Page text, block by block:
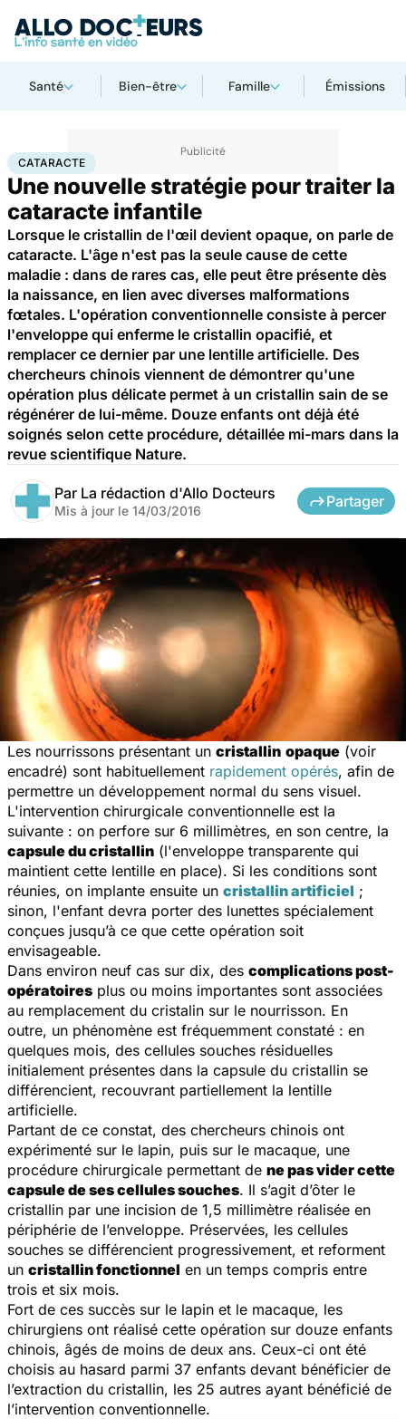
Santé Bien-être Famille Émissions
AccueilSantéCataracte
CATARACTE
Une nouvelle stratégie pour traiter la
cataracte infantile
Lorsque le cristallin de l'œil devient opaque, on parle de
cataracte. L'âge n'est pas la seule cause de cette
maladie : dans de rares cas, elle peut être présente dès
la naissance, en lien avec diverses malformations
fœtales. L'opération conventionnelle consiste à percer
l'enveloppe qui enferme le cristallin opacifié, et
remplacer ce dernier par une lentille artificielle. Des
chercheurs chinois viennent de démontrer qu'une
opération plus délicate permet à un cristallin sain de se
régénérer de lui-même. Douze enfants ont déjà été
soignés selon cette procédure, détaillée mi-mars dans la
revue scientifique Nature.
Par La rédaction d'Allo Docteurs
Mis à jour le 14/03/2016
Partager
Les nourrissons présentant un cristallin opaque (voir
encadré) sont habituellement rapidement opérés, afin de
permettre un développement normal du sens visuel.
L'intervention chirurgicale conventionnelle est la
suivante : on perfore sur 6 millimètres, en son centre, la
capsule du cristallin (l'enveloppe transparente qui
maintient cette lentille en place). Si les conditions sont
réunies, on implante ensuite un cristallin artificiel ;
sinon, l'enfant devra porter des lunettes spécialement
conçues jusqu’à ce que cette opération soit
envisageable.
Dans environ neuf cas sur dix, des complications post-
opératoires plus ou moins importantes sont associées
au remplacement du cristalin sur le nourrisson. En
outre, un phénomène est fréquemment constaté : en
quelques mois, des cellules souches résiduelles
initialement présentes dans la capsule du cristallin se
différencient, recouvrant partiellement la lentille
artificielle.
Partant de ce constat, des chercheurs chinois ont
expérimenté sur le lapin, puis sur le macaque, une
procédure chirurgicale permettant de ne pas vider cette
capsule de ses cellules souches. Il s’agit d’ôter le
cristallin par une incision de 1,5 millimètre réalisée en
périphérie de l’enveloppe. Préservées, les cellules
souches se différencient progressivement, et reforment
un cristallin fonctionnel en un temps compris entre
trois et six mois.
Fort de ces succès sur le lapin et le macaque, les
chirurgiens ont réalisé cette opération sur douze enfants
chinois, âgés de moins de deux ans. Ceux-ci ont été
choisis au hasard parmi 37 enfants devant bénéficier de
l’extraction du cristallin, les 25 autres ayant bénéficié de
l’intervention conventionnelle.